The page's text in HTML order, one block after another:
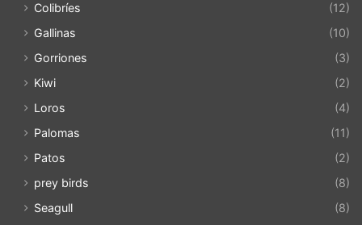
Colibríes
(12)
Gallinas
(10)
Gorriones
(3)
Kiwi
(2)
Loros
(4)
Palomas
(11)
Patos
(2)
prey birds
(8)
Seagull
(8)